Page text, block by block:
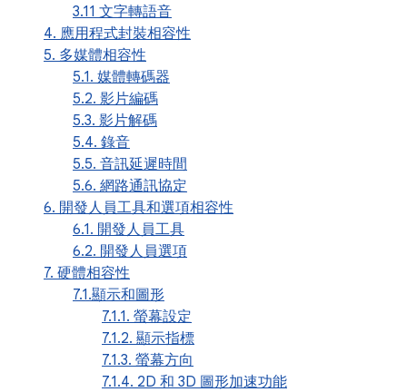
3.11 文字轉語音
4. 應用程式封裝相容性
5. 多媒體相容性
5.1. 媒體轉碼器
5.2. 影片編碼
5.3. 影片解碼
5.4. 錄音
5.5. 音訊延遲時間
5.6. 網路通訊協定
6. 開發人員工具和選項相容性
6.1. 開發人員工具
6.2. 開發人員選項
7. 硬體相容性
7.1.顯示和圖形
7.1.1. 螢幕設定
7.1.2. 顯示指標
7.1.3. 螢幕方向
7.1.4. 2D 和 3D 圖形加速功能